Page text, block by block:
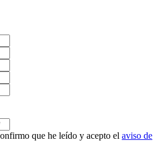
que he leído y acepto el aviso de